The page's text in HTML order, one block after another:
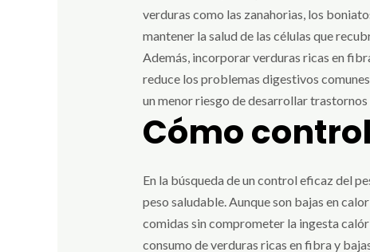
verduras como las zanahorias, los
mantener la salud de las células que
Además, incorporar verduras ricas en
reduce los problemas digestivos
un menor riesgo de desarrollar
Cómo
En la búsqueda de un control eficaz del
peso saludable. Aunque son bajas en
comidas sin comprometer la ingesta
consumo de verduras ricas en fibra y